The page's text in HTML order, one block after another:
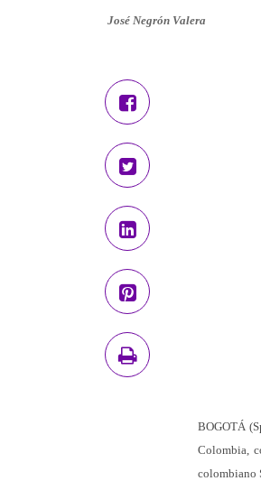
José Negrón Valera
BOGOTÁ
Colombia,
colombiano